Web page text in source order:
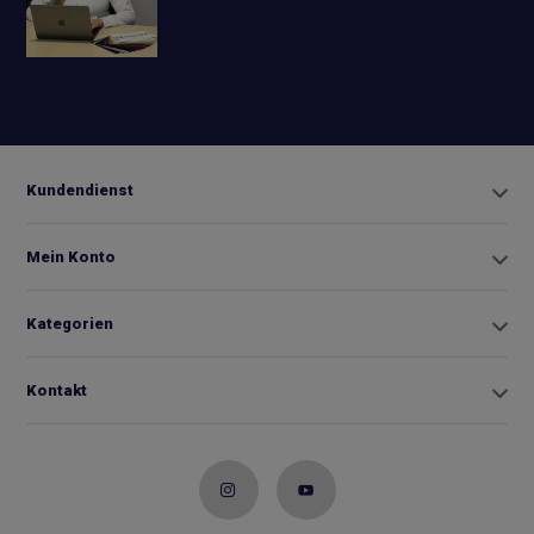
Kundendienst
Mein Konto
Kategorien
Kontakt